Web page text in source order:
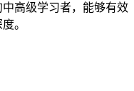
高级学习者，能够有效
。